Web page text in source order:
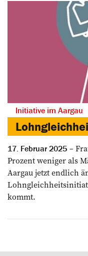
Initiative im Aargau
17. Februar 2025
Prozent weniger als
Aargau jetzt endlich
kommt.